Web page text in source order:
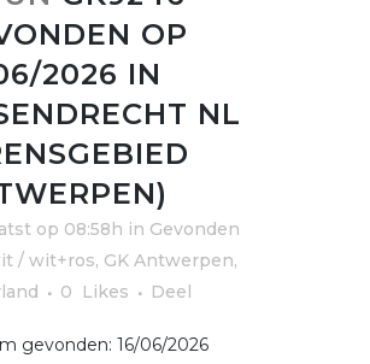
OP
2026 IN
NL
op 08:58h in Gevonden
/ wit+ros, GK Antwerpen,
0 Likes Deel
gevonden: 16/06/2026